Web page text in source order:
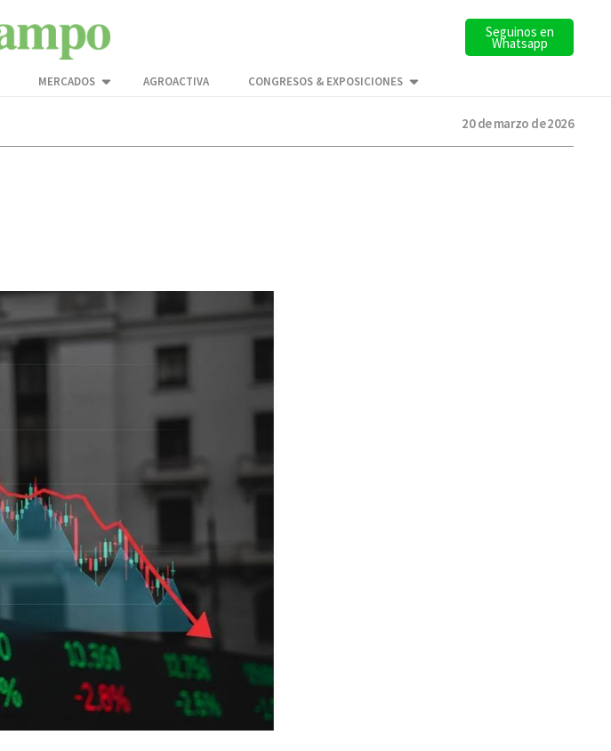
Seguinos en
Whatsapp
MERCADOS AGROACTIVA CONGRESOS & EXPOSICIONES
20 de marzo de 2026